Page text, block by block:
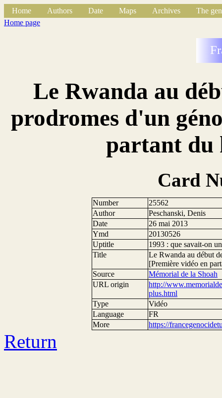
Home Authors Date Maps Archives
The
Home page
Le Rwanda au
prodromes d'un
partant du
Card
Number
25562
Author
Peschanski, Denis
Date
26 mai 2013
Ymd
20130526
Uptitle
1993 : que savait-on
Title
Le Rwanda au début
[Première vidéo en
Source
Mémorial de la Shoah
URL origin
http://
plus.html
Type
Vidéo
Language
FR
More
https://
Return